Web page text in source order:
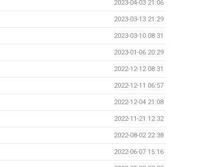
2023-04-03 21:06
2023-03-13 21:29
2023-03-10 08:31
2023-01-06 20:29
2022-12-12 08:31
2022-12-11 06:57
2022-12-04 21:08
2022-11-21 12:32
2022-08-02 22:38
2022-06-07 15:16